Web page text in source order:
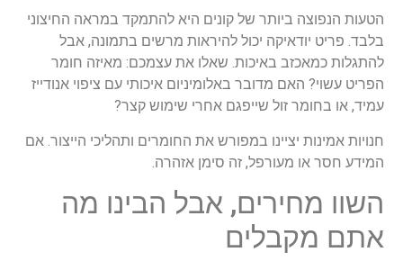
הטעות הנפוצה ביותר של קונים היא להתמקד במראה החיצוני
בלבד. פריט יודאיקה יכול להיראות מרשים בתמונה, אבל
להתגלות כמאכזב באיכות. שאלו את עצמכם: מאיזה חומר
הפריט עשוי? האם מדובר באלומיניום איכותי עם ציפוי אנודייז
עמיד, או בחומר זול שייפגם אחרי שימוש קצר?
חנויות אמינות יציינו במפורש את החומרים ותהליכי הייצור. אם
המידע חסר או מעורפל, זה סימן אזהרה.
השוו מחירים, אבל הבינו מה
אתם מקבלים